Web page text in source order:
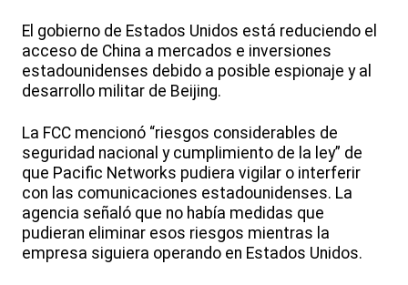
El gobierno de Estados Unidos está reduciendo el
acceso de China a mercados e inversiones
estadounidenses debido a posible espionaje y al
desarrollo militar de Beijing.
La FCC mencionó “riesgos considerables de
seguridad nacional y cumplimiento de la ley” de
que Pacific Networks pudiera vigilar o interferir
con las comunicaciones estadounidenses. La
agencia señaló que no había medidas que
pudieran eliminar esos riesgos mientras la
empresa siguiera operando en Estados Unidos.